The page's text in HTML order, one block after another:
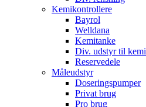
Kemikontrollere
Bayrol
Welldana
Kemitanke
Div. udstyr til kemi
Reservedele
Måleudstyr
Doseringspumper
Privat brug
Pro brug